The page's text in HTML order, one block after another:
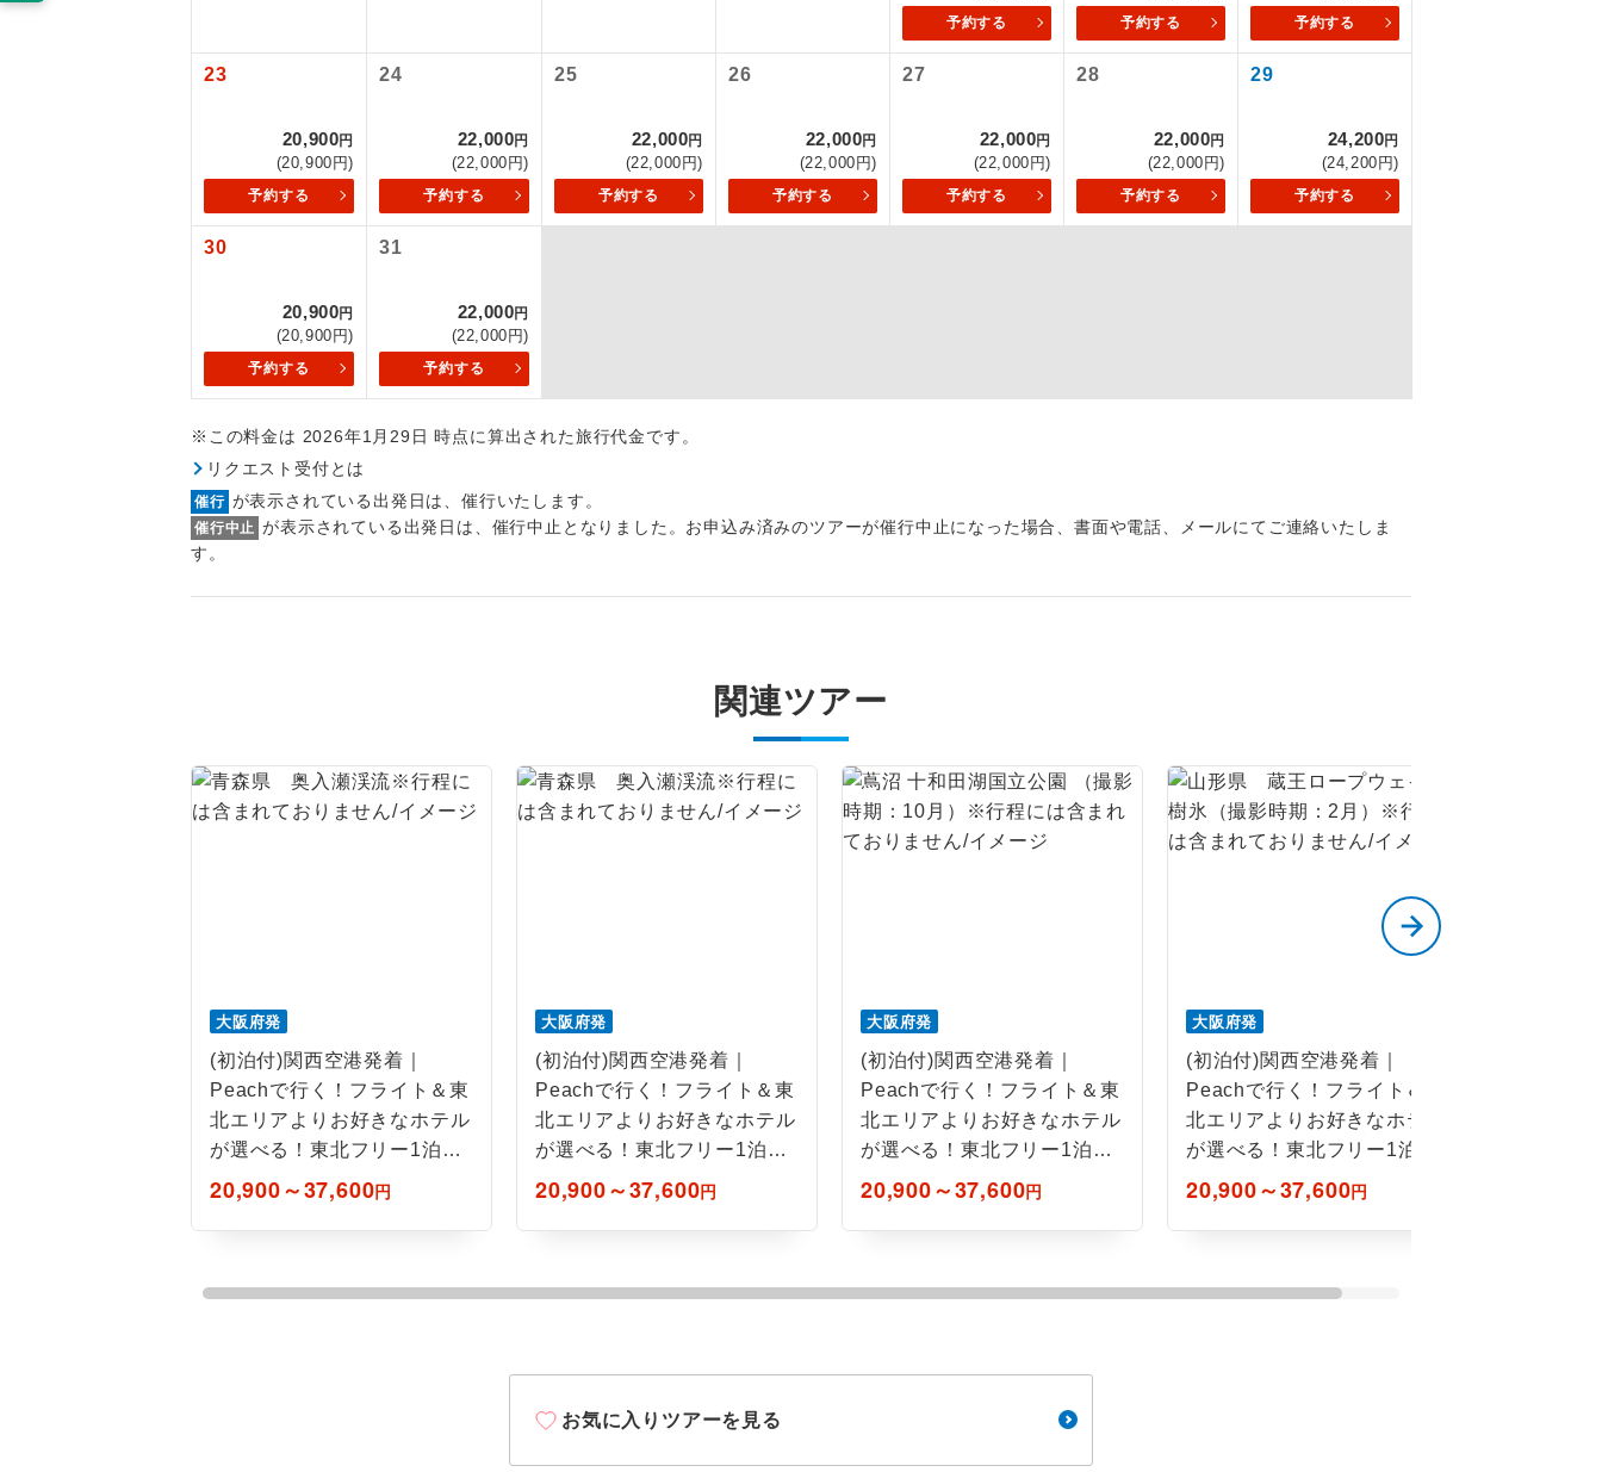
予約する 予約する 予約する
23
20,900円
(20,900円)
予約する
24
22,000円
(22,000円)
予約する
25
22,000円
(22,000円)
予約する
26
22,000円
(22,000円)
予約する
27
22,000円
(22,000円)
予約する
28
22,000円
(22,000円)
予約する
29
24,200円
(24,200円)
予約する
30
20,900円
(20,900円)
予約する
31
22,000円
(22,000円)
予約する
※この料金は 2026年1月29日 時点に算出された旅行代金です。
リクエスト受付とは
催行 が表示されている出発日は、催行いたします。
催行中止 が表示されている出発日は、催行中止となりました。お申込み済みのツアーが催行中止になった場合、書面や電話、メールにてご連絡いたしま
す。
関連ツアー
大阪府発
(初泊付)関西空港発着｜
Peachで行く！フライト＆東
北エリアよりお好きなホテル
が選べる！東北フリー1泊7
日間
20,900～37,600円
大阪府発
(初泊付)関西空港発着｜
Peachで行く！フライト＆東
北エリアよりお好きなホテル
が選べる！東北フリー1泊6
日間
20,900～37,600円
大阪府発
(初泊付)関西空港発着｜
Peachで行く！フライト＆東
北エリアよりお好きなホテル
が選べる！東北フリー1泊5
日間
20,900～37,600円
大阪府発
(初泊付)関西空港発着｜
Peachで行く！フライト＆東
北エリアよりお好きなホテル
が選べる！東北フリー1泊4
日間
20,900～37,600円
お気に入りツアーを見る
絶景 絶景スポットに立ち寄るコースです。
露天風呂 ご宿泊ホテルに露天風呂が付いています。
大浴場 ご宿泊ホテルに大浴場が付いています。
お部屋食
周りの音を気にせず、ガイドさんの説明をじっくり聞くこと
ができます。
2名様から出発可能な個人型プランです。
おひとり様参加限定 おひとり様限定でご参加いただけるコースです。
ご夫婦限定でご参加いただけるコースです。
女性限定 女性限定でご参加いただけるコースです。
年齢制限あり ご参加にあたり年齢に制限があるコースです。
おひとり様バス2席利用 おひとり様でバス席を2席利⽤できます。